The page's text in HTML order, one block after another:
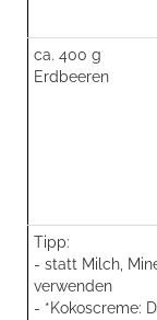
ca. 400 g
Erdbeeren
Tipp:
- statt Milch,
verwenden
- *Kokoscreme: